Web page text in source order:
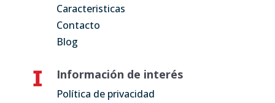
Caracteristicas
Contacto
Blog
Información de interés
Política de privacidad